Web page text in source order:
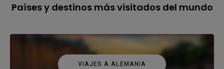
Países y destinos más visitados del mundo
VIAJES A ALEMANIA